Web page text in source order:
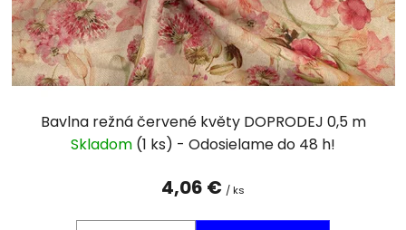
Bavlna režná červené květy DOPRODEJ 0,5 m
Skladom (1 ks)
4,06 € / ks